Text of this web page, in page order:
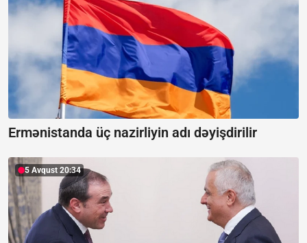
Ermənistanda üç nazirliyin adı dəyişdirilir
5 Avqust 20:34